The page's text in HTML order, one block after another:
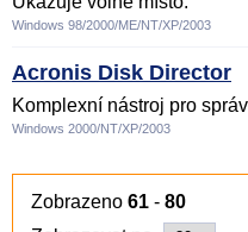
Windows 98/2000/ME/NT/XP/2003
Acronis Disk Director
Komplexní nástroj pro
Windows 2000/NT/XP/2003
Zobrazeno 61 - 80